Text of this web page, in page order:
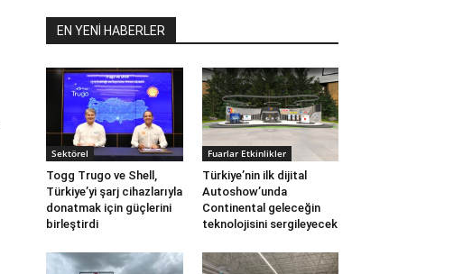
EN YENİ HABERLER
Sektörel
Togg Trugo ve Shell,
Türkiye’yi şarj cihazlarıyla
donatmak için güçlerini
birleştirdi
Fuarlar Etkinlikler
Türkiye’nin ilk dijital
Autoshow’unda
Continental geleceğin
teknolojisini sergileyecek